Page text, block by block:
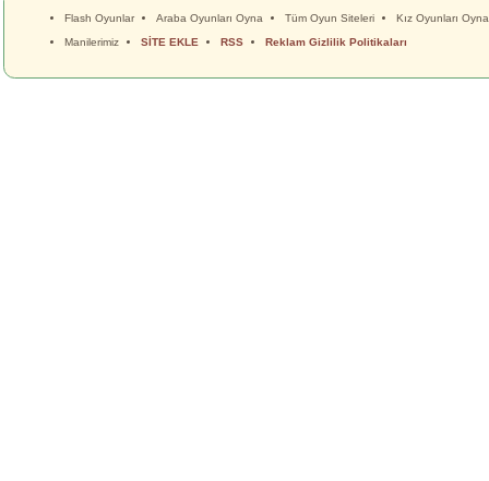
Flash Oyunlar Araba Oyunları Oyna Tüm Oyun Siteleri
Kız Oyunları Oyna
Manilerimiz
SİTE EKLE RSS Reklam Gizlilik Politikaları